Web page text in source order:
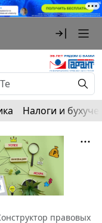
Налоги и
правовых